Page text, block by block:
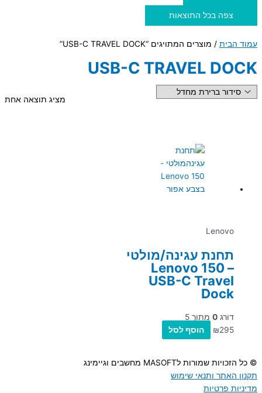
צפה בכל התוצאות
עמוד הבית / מוצרים המתויגים “USB-C TRAVEL DOCK”
USB-C TRAVEL DOCK
מציג תוצאה אחת
Lenovo
תחנת עגינה/מולטי
– Lenovo 150
USB-C Travel
Dock
דורג 0 מתוך 5
₪295 הוסף לסל
© כל הזכויות שמורות לMASOFT מחשבים וגיימינג
תקנון האתר ותנאי שימוש
מדיניות פרטיות